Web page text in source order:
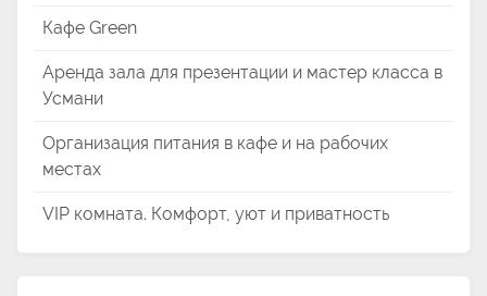
Кафе Green
Аренда зала для презентации и мастер класса в
Усмани
Организация питания в кафе и на рабочих
местах
VIP комната. Комфорт, уют и приватность